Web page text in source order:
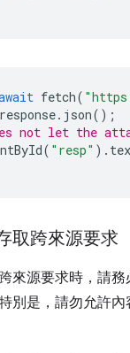
fetch(
response. json();
not let the
( "resp" ).
取跨來源要求
來源要求時，請務
別是，請勿允許